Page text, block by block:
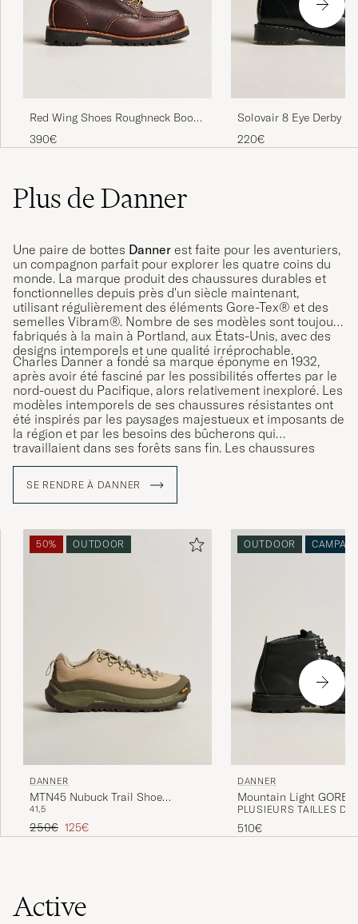
Red Wing Shoes Roughneck Boot
Briar Oil Slick Leather
390€
Solovair 8 Eye Derby
Shine
220€
Plus de Danner
Une paire de bottes Danner est faite pour les aventuriers,
un compagnon parfait pour explorer les quatre coins du
monde. La marque produit des chaussures durables et
fonctionnelles depuis près d'un siècle maintenant,
utilisant régulièrement des éléments Gore-Tex® et des
semelles Vibram®. Nombre de ses modèles sont toujours
fabriqués à la main à Portland, aux États-Unis, avec des
designs intemporels et une qualité irréprochable.
Charles Danner a fondé sa marque éponyme en 1932,
après avoir été fasciné par les possibilités offertes par le
nord-ouest du Pacifique, alors relativement inexploré. Les
modèles intemporels de ses chaussures résistantes ont
été inspirés par les paysages majestueux et imposants de
la région et par les besoins des bûcherons qui
travaillaient dans ses forêts sans fin. Les chaussures
régulier, même dans les environnements les plus rudes,
ce qui en fait le choix naturel du véritable pionnier.
SE RENDRE À DANNER
50% OUTDOOR
DANNER
MTN45 Nubuck Trail Shoe
Beige/Green
41,5
Prix ordinaire
250€ Prix réduit
125€
OUTDOOR
DANNER
Mountain Light GORE-
Black
PLUSIEURS TAILLES
510€
Active